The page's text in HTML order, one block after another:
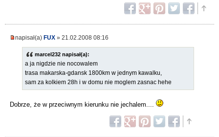
napisał(a) FUX » 21.02.2008 08:16
marcel232 napisał(a):
a ja nigdzie nie nocowalem
trasa makarska-gdansk 1800km w jednym kawalku,
sam za kolkiem 28h i w domu nie moglem zasnac hehe
Dobrze, że w przeciwnym kierunku nie jechalem....